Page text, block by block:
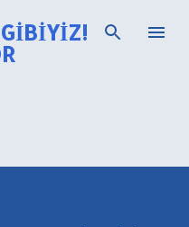
atla